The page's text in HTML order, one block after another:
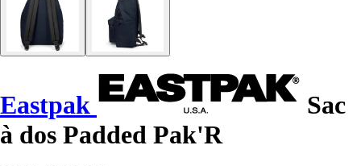
Eastpak
Sac
à dos Padded Pak'R